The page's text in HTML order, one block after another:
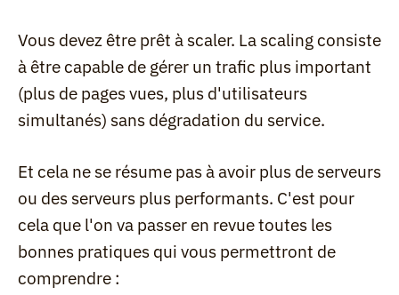
Vous devez être prêt à scaler. La scaling consiste
à être capable de gérer un trafic plus important
(plus de pages vues, plus d'utilisateurs
simultanés) sans dégradation du service.
Et cela ne se résume pas à avoir plus de serveurs
ou des serveurs plus performants. C'est pour
cela que l'on va passer en revue toutes les
bonnes pratiques qui vous permettront de
comprendre :